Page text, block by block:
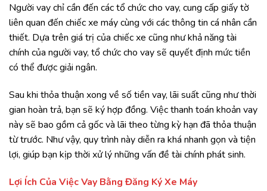
Người vay chỉ cần đến các tổ chức cho vay, cung cấp giấy tờ
liên quan đến chiếc xe máy cùng với các thông tin cá nhân cần
thiết. Dựa trên giá trị của chiếc xe cũng như khả năng tài
chính của người vay, tổ chức cho vay sẽ quyết định mức tiền
có thể được giải ngân.
Sau khi thỏa thuận xong về số tiền vay, lãi suất cũng như thời
gian hoàn trả, bạn sẽ ký hợp đồng. Việc thanh toán khoản vay
này sẽ bao gồm cả gốc và lãi theo từng kỳ hạn đã thỏa thuận
từ trước. Như vậy, quy trình này diễn ra khá nhanh gọn và tiện
lợi, giúp bạn kịp thời xử lý những vấn đề tài chính phát sinh.
Lợi Ích Của Việc Vay Bằng Đăng Ký Xe Máy